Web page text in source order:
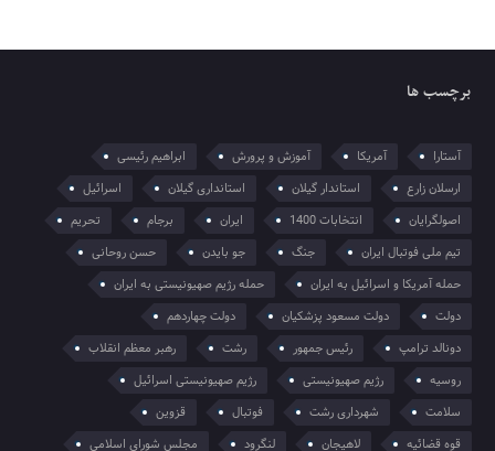
برچسب ها
آستارا آمریکا آموزش و پرورش
ابراهیم رئیسی
ارسلان زارع
استاندار گیلان استانداری گیلان
اسرائیل
اصولگرایان
انتخابات 1400 ایران برجام
تحریم
تیم ملی فوتبال ایران
جنگ جو بایدن
حسن روحانی
حمله آمریکا و اسرائیل به ایران
حمله رژیم صهیونیستی به ایران
دولت
دولت مسعود پزشکیان
دولت چهاردهم
دونالد ترامپ
رئیس جمهور رشت
رهبر معظم انقلاب
روسیه
رژیم صهیونیستی
رژیم صهیونیستی اسرائیل
سلامت
شهرداری رشت فوتبال
قزوین
قوه قضائیه
لاهیجان لنگرود مجلس شورای اسلامی